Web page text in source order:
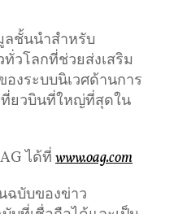
ลชั้นนำสำหรับ
วโลกที่ช่วยส่งเสริม
งระบบนิเวศด้านการ
ยวบินที่ใหญ่ที่สุดใน
ได้ที่ www.oag.com
ฉบับของข่าว